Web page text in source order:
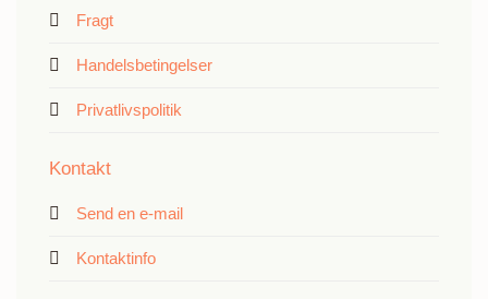
Fragt
Handelsbetingelser
Privatlivspolitik
Kontakt
Send en e-mail
Kontaktinfo